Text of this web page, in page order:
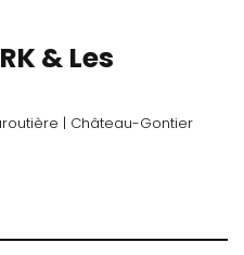
& Les
| Château-Gontier